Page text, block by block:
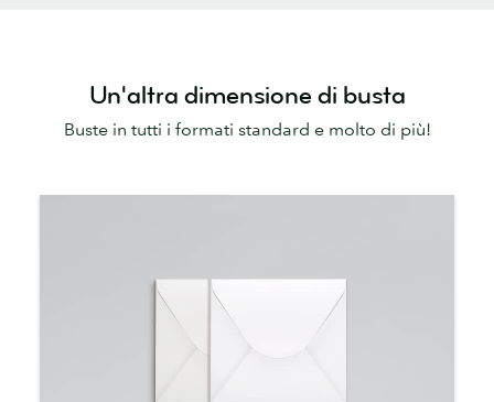
Un'altra dimensione di busta
Buste in tutti i formati standard e molto di più!